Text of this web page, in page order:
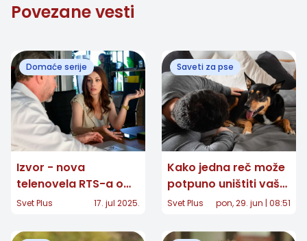
Povezane vesti
Domaće serije
Izvor - nova
telenovela RTS-a o
ljubavi, porodici i
Svet Plus 17. jul 2025.
Saveti za pse
Kako jedna reč može
potpuno uništiti vaš
odnos sa psom:
sluša ono što
Svet Plus pon, 29. jun | 08:51